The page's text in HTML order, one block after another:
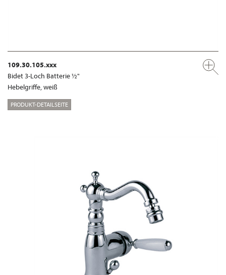
109.30.105.xxx
Bidet 3-Loch Batterie ½"
Hebelgriffe, weiß
PRODUKT-DETAILSEITE